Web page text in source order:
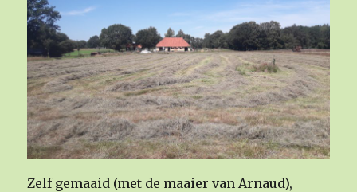
Zelf gemaaid (met de maaier van Arnaud),